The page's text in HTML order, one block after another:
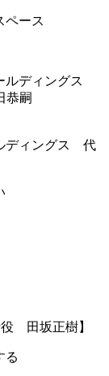
ペース
ディングス 代
田坂正樹】